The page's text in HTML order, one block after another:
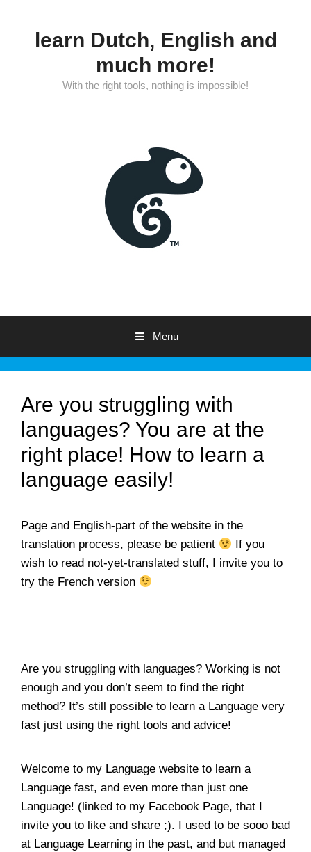
contentlearn Dutch, English and
much more!
With the right tools, nothing is impossible!
Menu
Are you struggling with
languages? You are at the
right place! How to learn a
language easily!
Page and English-part of the website in the
translation process, please be patient
If you
wish to read not-yet-translated stuff, I invite you to
try the French version
Are you struggling with languages? Working is not
enough and you don’t seem to find the right
method? It’s still possible to learn a Language very
fast just using the right tools and advice!
Welcome to my Language website to learn a
Language fast, and even more than just one
Language! (linked to my Facebook Page, that I
invite you to like and share ;). I used to be sooo bad
at Language Learning in the past, and but managed